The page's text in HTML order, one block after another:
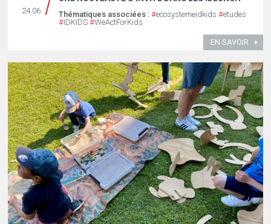
24.06
Thématiques associées : #ecosystemeidkids #etudes
#IDKIDS #WeActForKids
EN SAVOIR